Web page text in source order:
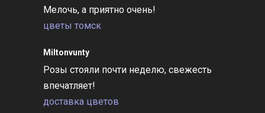
Мелочь, а приятно очень!
цветы томск
Miltonvunty
Розы стояли почти неделю, свежесть
впечатляет!
доставка цветов